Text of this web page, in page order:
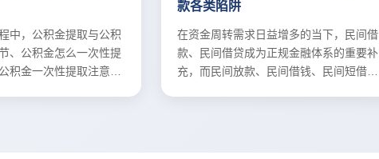
中，公积金提取与公积
、公积金怎么一次性提
积金一次性提取注意事
款各类陷阱
在资金周转需求日益增多的当下，民间借
款、民间借贷成为正规金融体系的重要补
充，而民间放款、民间借钱、民间短借的